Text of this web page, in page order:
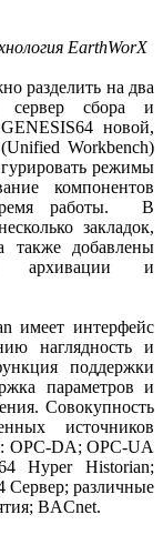
EarthWorX
разделить на два
сервер сбора и
новой,
Workbench)
режимы
компонентов
работы. В
закладок,
также добавлены
архивации и
имеет интерфейс
наглядность и
поддержки
параметров и
Совокупность
источников
OPC-DA; OPC-UA
Hyper Historian;
Сервер; различные
BACnet.